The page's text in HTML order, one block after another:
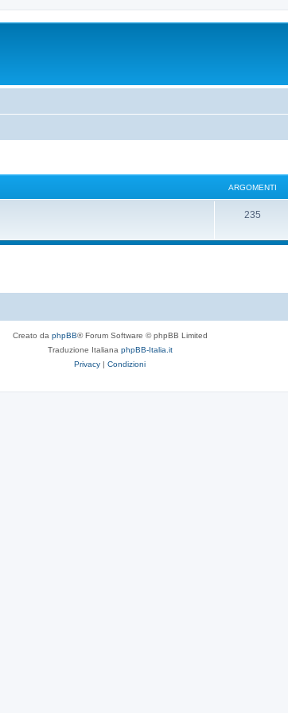
ARGOMENTI
235
Creato da phpBB® Forum Software © phpBB Limited
Traduzione Italiana phpBB-Italia.it
Privacy | Condizioni